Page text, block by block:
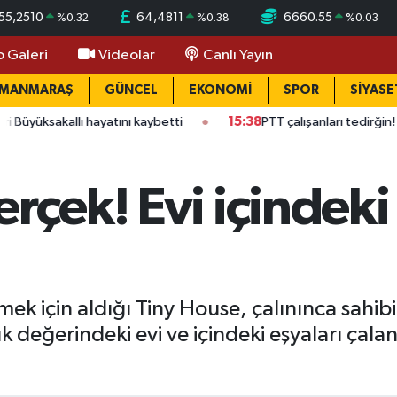
%0.32 64,4811 %0.38 6660.55 %0.03
Galeri Videolar Canlı Yayın
GÜNCEL EKONOMİ SPOR
hayatını kaybetti 15:38 PTT çalışanları tedirğin! Ateş:
Evi
için aldığı Tiny House, çalınınca
değerindeki evi ve içindeki eşyaları